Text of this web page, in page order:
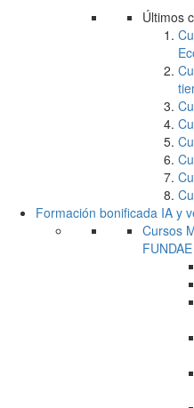
Últimos
Formación bonificada IA y
Cursos
FUNDAE